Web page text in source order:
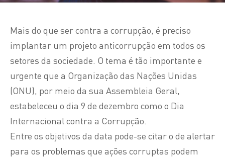
Mais do que ser contra a corrupção, é preciso
implantar um projeto anticorrupção em todos os
setores da sociedade. O tema é tão importante e
urgente que a Organização das Nações Unidas
(ONU), por meio da sua Assembleia Geral,
estabeleceu o dia 9 de dezembro como o Dia
Internacional contra a Corrupção.
Entre os objetivos da data pode-se citar o de alertar
para os problemas que ações corruptas podem